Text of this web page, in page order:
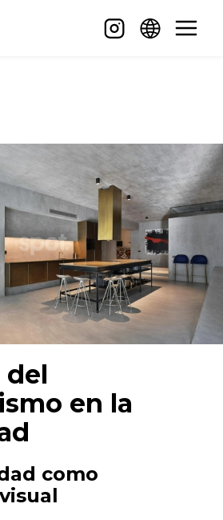
del
en la
como